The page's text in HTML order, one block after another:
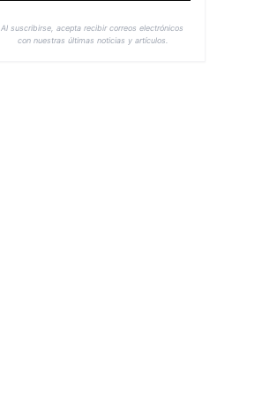
Al suscribirse, acepta recibir correos electrónicos
con nuestras últimas noticias y artículos.